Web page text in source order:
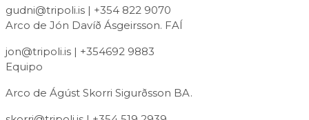
gudni@tripoli.is | +354 822 9070
Arco de Jón Davíð Ásgeirsson. FAÍ
jon@tripoli.is | +354692 9883
Equipo
Arco de Ágúst Skorri Sigurðsson BA.